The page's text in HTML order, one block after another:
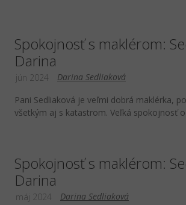
Spokojnosť s maklérom:
Darina
Darina Sedliaková
jún 2024
Pani Sedliaková je veľmi dobrá maklérka,
všetkým aj s katastrom. Veľká spokojnosť
Spokojnosť s maklérom:
Darina
Darina Sedliaková
máj 2024